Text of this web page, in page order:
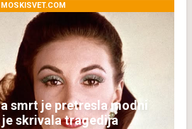
MOSKISVET.COM
smrt je pretresla modni
je skrivala tragedija